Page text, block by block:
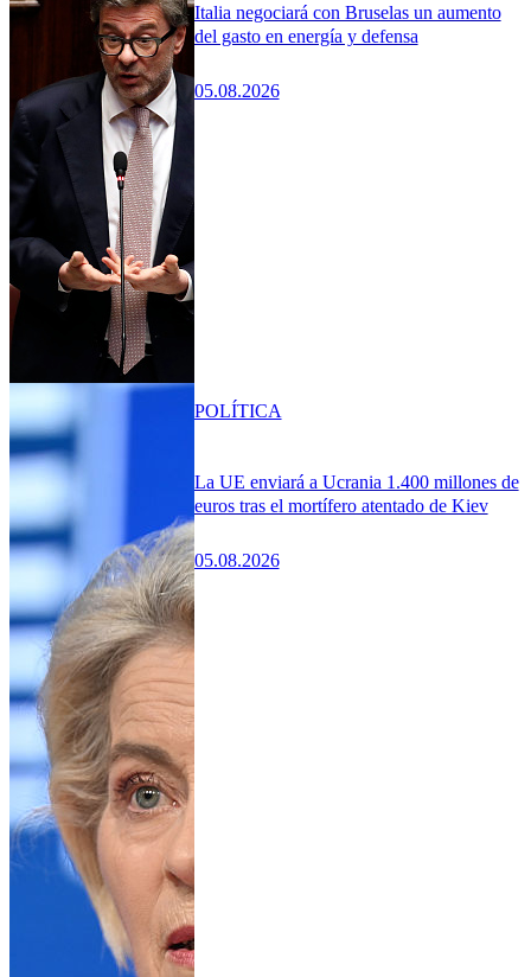
Italia negociará con Bruselas un aumento
del gasto en energía y defensa
05.08.2026
La UE enviará a Ucrania 1.400 millones de
euros tras el mortífero atentado de Kiev
05.08.2026
POLÍTICA